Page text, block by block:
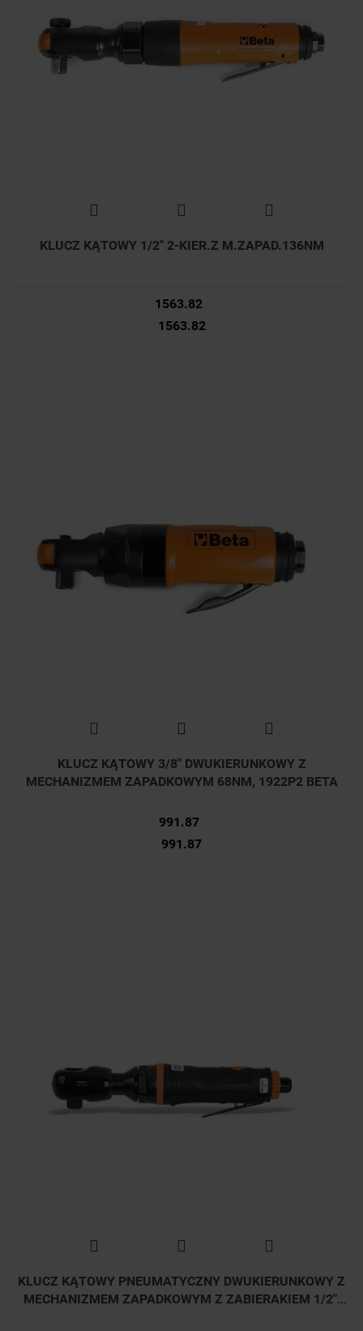
KLUCZ KĄTOWY 1/2" 2-KIER.Z M.ZAPAD.136NM
1563.82
1563.82
KLUCZ KĄTOWY 3/8" DWUKIERUNKOWY Z
MECHANIZMEM ZAPADKOWYM 68NM, 1922P2 BETA
991.87
991.87
KLUCZ KĄTOWY PNEUMATYCZNY DWUKIERUNKOWY Z
MECHANIZMEM ZAPADKOWYM Z ZABIERAKIEM 1/2",